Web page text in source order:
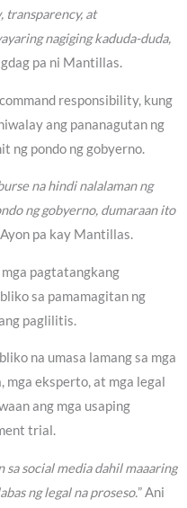
transparency, at
nagiging kaduda-duda,
pa ni Mantillas.
responsibility, kung
ang pananagutan ng
ng pondo ng gobyerno.
na hindi nalalaman ng
ng gobyerno, dumaraan ito
pa kay Mantillas.
pagtatangkang
sa pamamagitan ng
paglilitis.
na umasa lamang sa mga
eksperto, at mga legal
ang mga usaping
trial.
sa social media dahil maaaring
ng legal na proseso.” Ani